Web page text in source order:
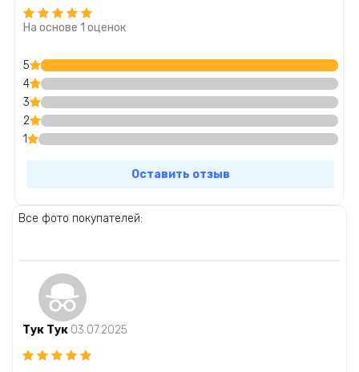
Все фото покупателей:
Тук Тук 03.07.2025
На основе 1 оценок
5
4
3
2
1
Оставить отзыв